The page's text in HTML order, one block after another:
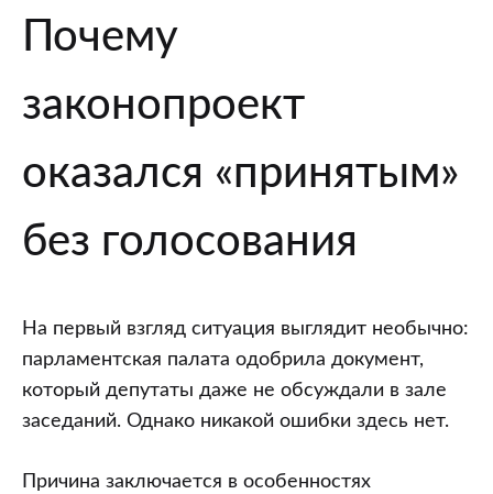
Почему
законопроект
оказался «принятым»
без голосования
На первый взгляд ситуация выглядит необычно:
парламентская палата одобрила документ,
который депутаты даже не обсуждали в зале
заседаний. Однако никакой ошибки здесь нет.
Причина заключается в особенностях